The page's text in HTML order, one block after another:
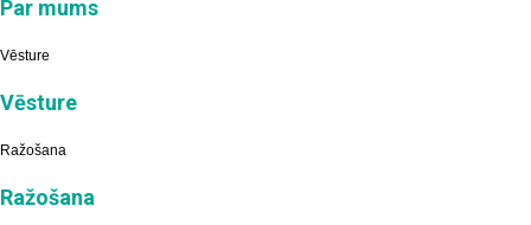
Par mums
Vēsture
Vēsture
Ražošana
Ražošana